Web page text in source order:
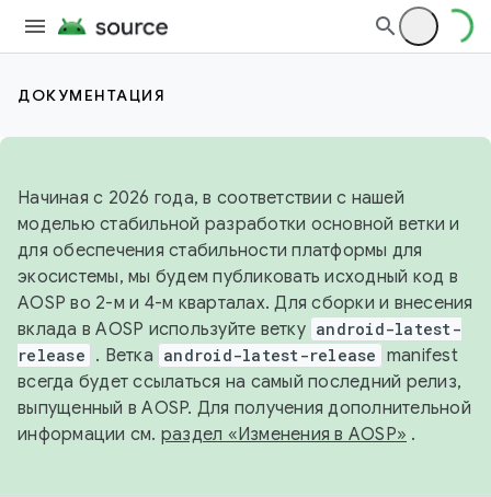
ДОКУМЕНТАЦИЯ
Начиная с 2026 года, в соответствии с нашей
моделью стабильной разработки основной ветки и
для обеспечения стабильности платформы для
экосистемы, мы будем публиковать исходный код в
AOSP во 2-м и 4-м кварталах. Для сборки и внесения
вклада в AOSP используйте ветку android-latest-
release . Ветка android-latest-release manifest
всегда будет ссылаться на самый последний релиз,
выпущенный в AOSP. Для получения дополнительной
информации см. раздел «Изменения в AOSP» .